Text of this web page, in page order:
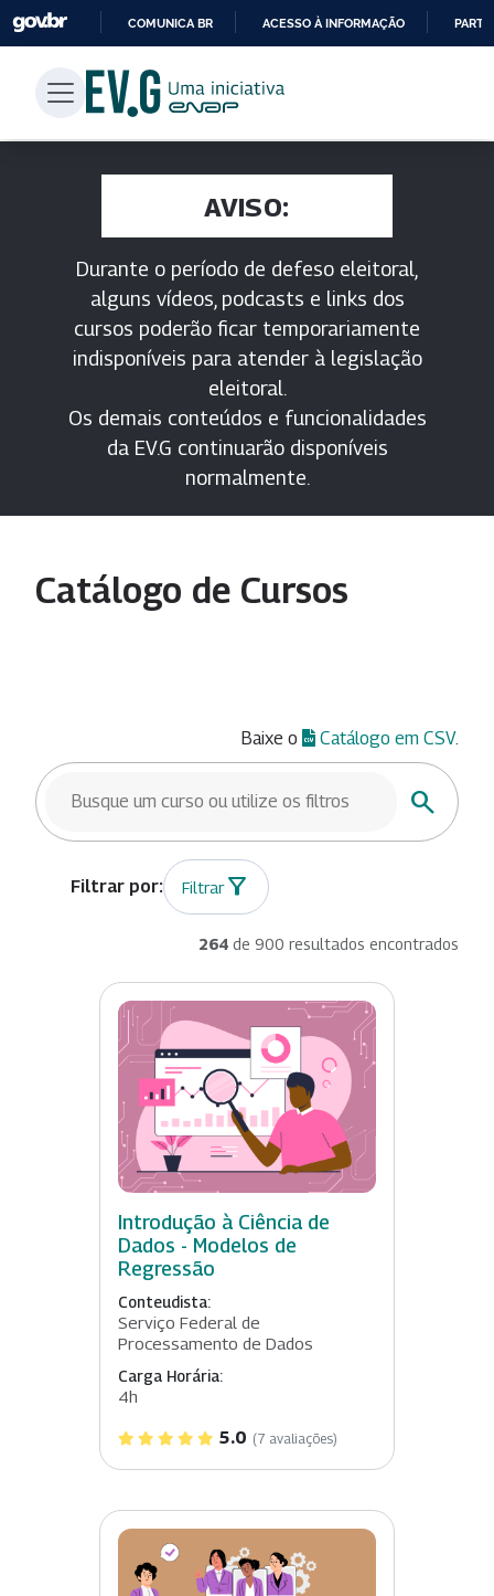
PARA
CONTEÚDO
COMUNICA BR ACESSO À INFORMAÇÃO
AVISO:
Durante o período de defeso eleitoral,
alguns vídeos, podcasts e links dos
cursos poderão ficar temporariamente
indisponíveis para atender à legislação
eleitoral.
Os demais conteúdos e funcionalidades
da EV.G continuarão disponíveis
normalmente.
Catálogo de Cursos
Baixe o Catálogo em CSV.
BUSCAR CURSOS
Buscar
Filtrar
264 de 900 resultados encontrados
Introdução à Ciência de
Dados - Modelos de
Regressão
Conteudista:
Serviço Federal de
Processamento de Dados
Carga Horária:
4h
5.0 (7 avaliações)